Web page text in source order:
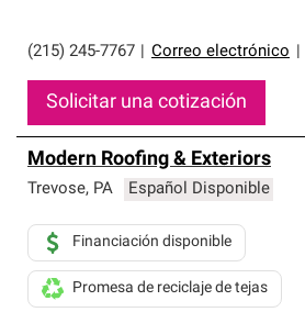
(215) 245-7767 Correo electrónico
Solicitar una cotización
Modern Roofing & Exteriors
Trevose, PA Español Disponible
Financiación disponible
Promesa de reciclaje de tejas